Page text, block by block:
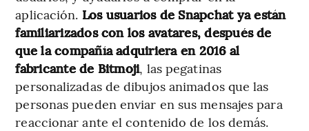
aplicación. Los usuarios de Snapchat ya están
familiarizados con los avatares, después de
que la compañía adquiriera en 2016 al
fabricante de Bitmoji, las pegatinas
personalizadas de dibujos animados que las
personas pueden enviar en sus mensajes para
reaccionar ante el contenido de los demás.